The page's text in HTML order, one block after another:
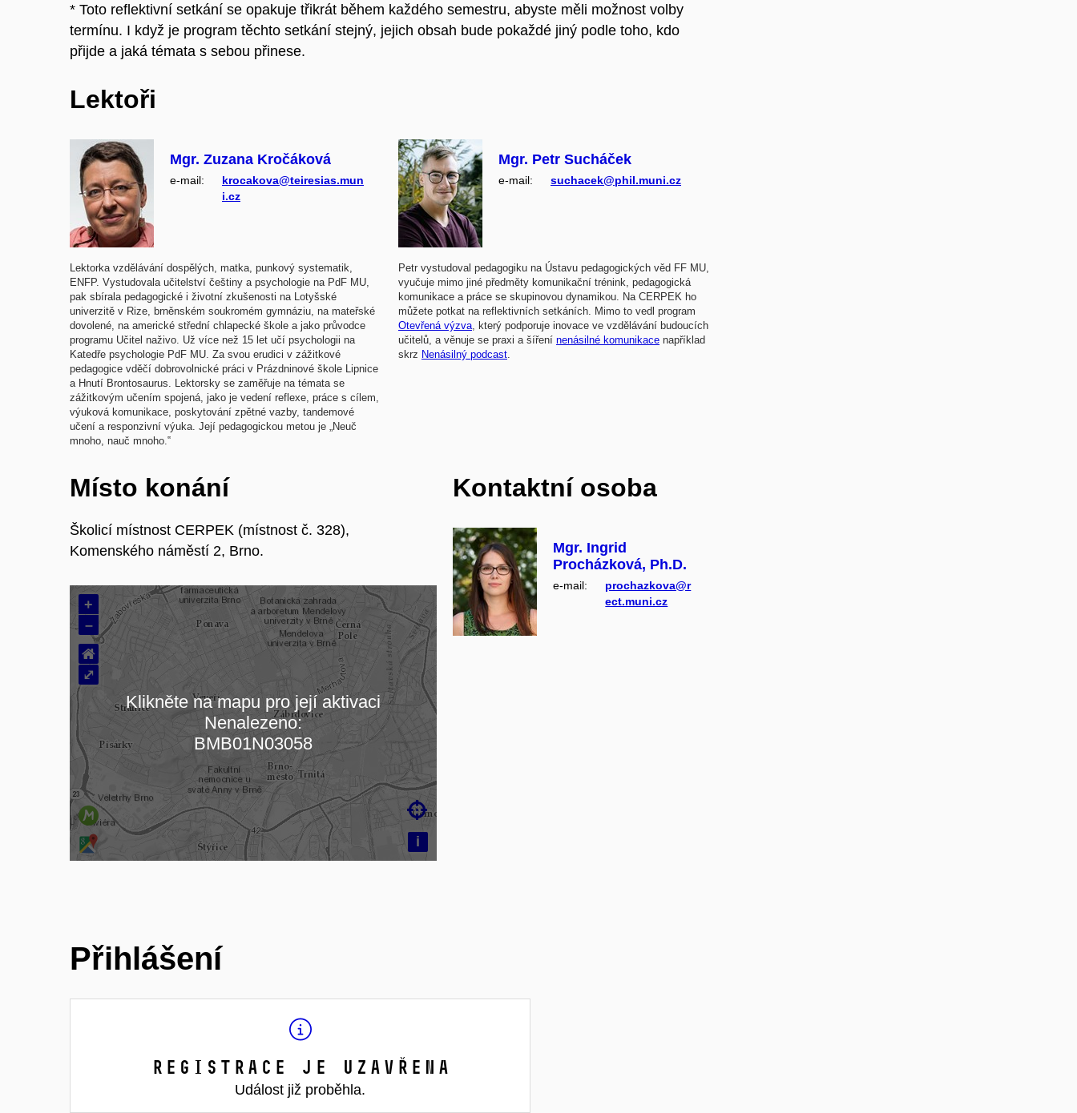
* Toto reflektivní setkání se opakuje třikrát během každého semestru, abyste měli možnost volby
termínu. I když je program těchto setkání stejný, jejich obsah bude pokaždé jiný podle toho, kdo
přijde a jaká témata s sebou přinese.
Lektoři
Mgr. Zuzana Kročáková
e‑mail:
krocakova@teiresias.mun
i.cz
Lektorka vzdělávání dospělých, matka, punkový systematik,
ENFP. Vystudovala učitelství češtiny a psychologie na PdF MU,
pak sbírala pedagogické i životní zkušenosti na Lotyšské
univerzitě v Rize, brněnském soukromém gymnáziu, na mateřské
dovolené, na americké střední chlapecké škole a jako průvodce
programu Učitel naživo. Už více než 15 let učí psychologii na
Katedře psychologie PdF MU. Za svou erudici v zážitkové
pedagogice vděčí dobrovolnické práci v Prázdninové škole Lipnice
a Hnutí Brontosaurus. Lektorsky se zaměřuje na témata se
zážitkovým učením spojená, jako je vedení reflexe, práce s cílem,
výuková komunikace, poskytování zpětné vazby, tandemové
učení a responzivní výuka. Její pedagogickou metou je „Neuč
mnoho, nauč mnoho.‟
Mgr. Petr Sucháček
e‑mail: suchacek@phil.muni.cz
Petr vystudoval pedagogiku na Ústavu pedagogických věd FF MU,
vyučuje mimo jiné předměty komunikační trénink, pedagogická
komunikace a práce se skupinovou dynamikou. Na CERPEK ho
můžete potkat na reflektivních setkáních. Mimo to vedl program
Otevřená výzva , který podporuje inovace ve vzdělávání budoucích
učitelů, a věnuje se praxi a šíření nenásilné komunikace například
skrz Nenásilný podcast
Místo konání
Školicí místnost CERPEK (místnost č. 328),
Komenského náměstí 2, Brno.
Načítám mapu…
+
–
i

⌂
⤢
Klikněte na mapu pro její aktivaci
Nenalezeno:
BMB01N03058
Kontaktní osoba
Mgr. Ingrid
Procházková, Ph.D.
e‑mail:
prochazkova@r
ect.muni.cz
Přihlášení
Registrace je uzavřena
Událost již proběhla.